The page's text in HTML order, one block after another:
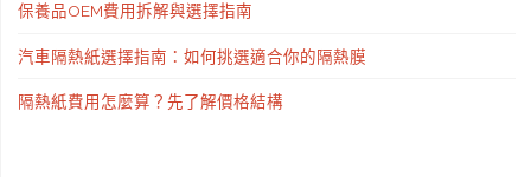
產
保養品OEM費用拆解與選擇指南
汽車隔熱紙選擇指南：如何挑選適合你的隔熱膜
隔熱紙費用怎麼算？先了解價格結構